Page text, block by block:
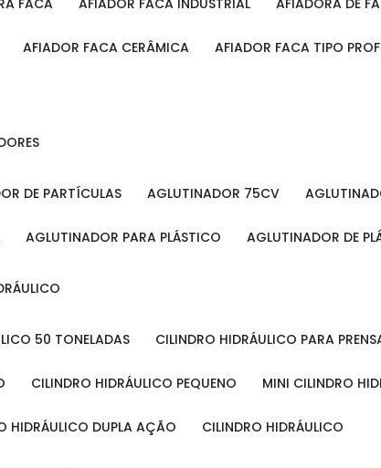
FACA AFIADOR FACA INDUSTRIAL AFIADORA DE
AFIADOR FACA CERÂMICA AFIADOR FACA TIPO
DE PARTÍCULAS AGLUTINADOR 75CV
AGLUTINADOR PARA PLÁSTICO AGLUTINADOR DE
50 TONELADAS CILINDRO HIDRÁULICO PARA
CILINDRO HIDRÁULICO PEQUENO MINI CILINDRO
HIDRÁULICO DUPLA AÇÃO CILINDRO HIDRÁULICO